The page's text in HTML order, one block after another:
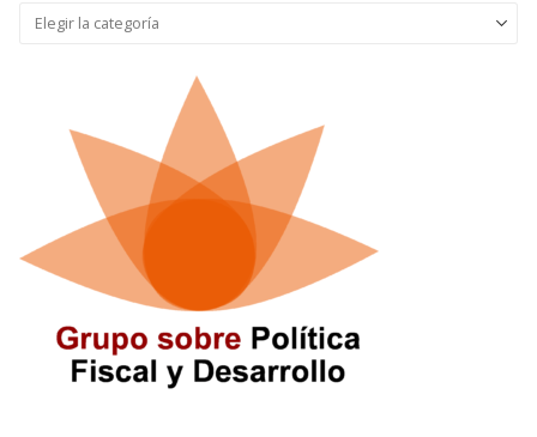
Seleccionar
categoría